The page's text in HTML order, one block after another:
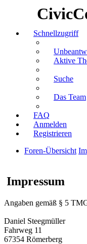
Schnellzugriff
Aktive
Suche
Das Team
FAQ
Anmelden
Registrieren
Foren-Übersicht
Impressum
Angaben gemäß § 5
Daniel Steegmüller
Fahrweg 11
67354 Römerberg